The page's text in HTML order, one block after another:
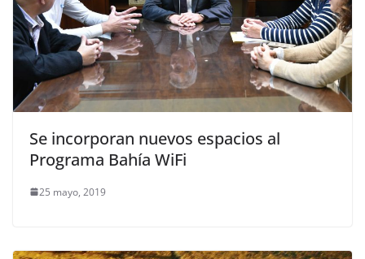
Se incorporan nuevos espacios al
Programa Bahía WiFi
25 mayo, 2019